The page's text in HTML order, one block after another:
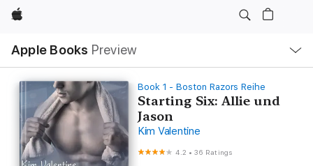
Apple
Apple Books Preview
Nav
Open
Menu
Book 1 - Boston Razors Reihe
Starting Six: Allie und
Jason
Kim Valentine
4.2 •36 Ratings